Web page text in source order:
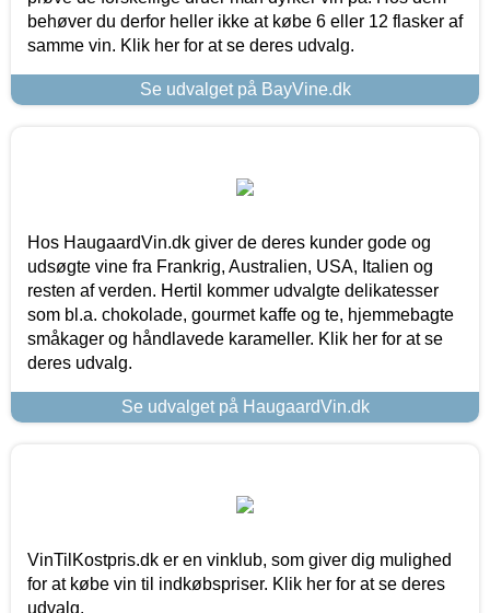
behøver du derfor heller ikke at købe 6 eller 12 flasker af
samme vin. Klik her for at se deres udvalg.
Se udvalget på BayVine.dk
Hos HaugaardVin.dk giver de deres kunder gode og
udsøgte vine fra Frankrig, Australien, USA, Italien og
resten af verden. Hertil kommer udvalgte delikatesser
som bl.a. chokolade, gourmet kaffe og te, hjemmebagte
småkager og håndlavede karameller. Klik her for at se
deres udvalg.
Se udvalget på HaugaardVin.dk
VinTilKostpris.dk er en vinklub, som giver dig mulighed
for at købe vin til indkøbspriser. Klik her for at se deres
udvalg.